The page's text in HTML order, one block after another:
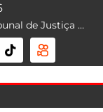
Prefeitura de SP reverte decisão do Tribunal de Justiça que liberava mototáxi na capital; serviço segue proibido